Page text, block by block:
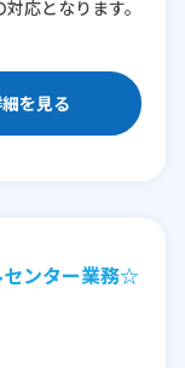
応となります。
を見る
ンター業務☆